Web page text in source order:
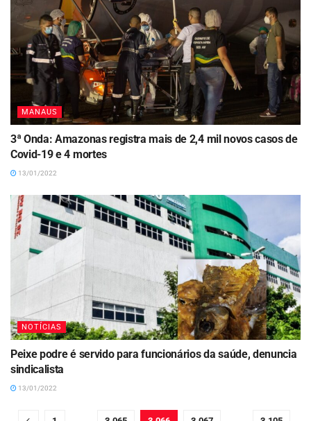
MANAUS
3ª Onda: Amazonas registra mais de 2,4 mil novos casos de
Covid-19 e 4 mortes
13/01/2022
NOTÍCIAS
Peixe podre é servido para funcionários da saúde, denuncia
sindicalista
13/01/2022